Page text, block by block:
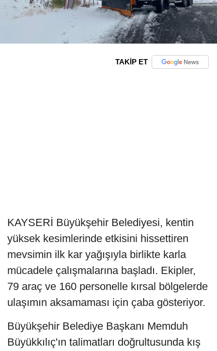
TAKİP ET
KAYSERİ Büyükşehir Belediyesi, kentin
yüksek kesimlerinde etkisini hissettiren
mevsimin ilk kar yağışıyla birlikte karla
mücadele çalışmalarına başladı. Ekipler,
79 araç ve 160 personelle kırsal bölgelerde
ulaşımın aksamaması için çaba gösteriyor.
Büyükşehir Belediye Başkanı Memduh
Büyükkılıç'ın talimatları doğrultusunda kış